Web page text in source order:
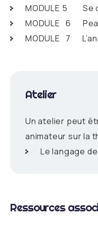
MODULE 5 Se
MODULE 6
MODULE 7
Atelier
Un atelier peut
animateur sur la
Le langage
Ressources